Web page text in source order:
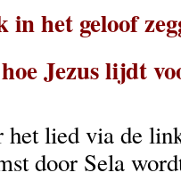
het geloof
Jezus lijdt
het lied via de
door Sela